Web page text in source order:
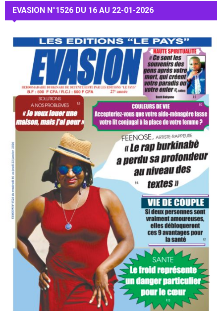
EVASION N°1526 DU 16 AU 22-01-2026